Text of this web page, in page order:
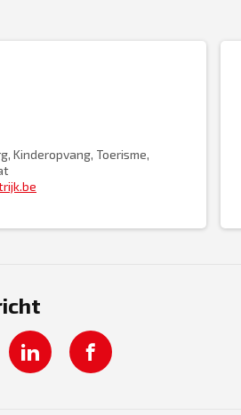
Kinderopvang, Toerisme,